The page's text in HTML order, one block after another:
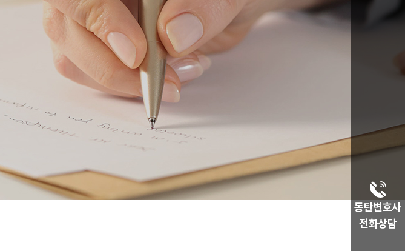
동탄변호사
전화상담